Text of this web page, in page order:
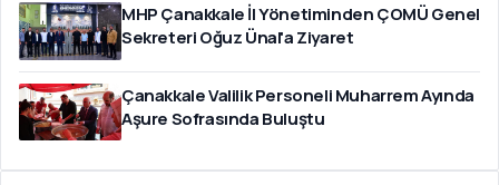
MHP Çanakkale İl Yönetiminden ÇOMÜ Genel
Sekreteri Oğuz Ünal'a Ziyaret
Çanakkale Valilik Personeli Muharrem Ayında
Aşure Sofrasında Buluştu